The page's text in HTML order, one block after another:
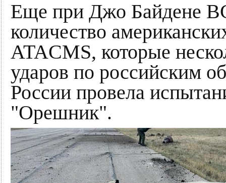
Еще при Джо Байдене
количество
ATACMS, которые
ударов по российским
России провела
"Орешник".